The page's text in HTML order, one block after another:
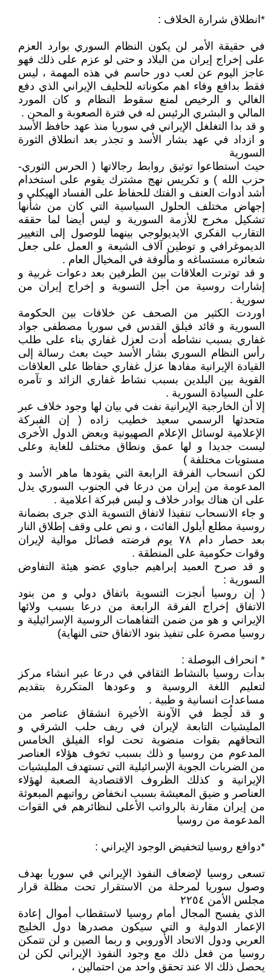
*انطلاق شرارة الخلاف :
في حقيقة الأمر لن يكون النظام السوري بوارد العزم
على إخراج إيران من البلاد و حتى لو عزم على ذلك فهو
عاجز اليوم عن لعب دور حاسم في هذه المهمة ، ليس
فقط بدافع وفاء اهم مكوناته للحليف الإيراني الذي دفع
الغالي و الرخيص لمنع سقوط النظام و كان المورد
المالي و البشري الرئيس له في فترة الصعوبة و المحن .
و قد بدا التغلغل الإيراني في سوريا منذ عهد حافظ الأسد
و ازداد في عهد بشار الأسد و تجذر بعد انطلاق الثورة
السورية
حيث استطاعوا توثيق روابط رجالاتها ( الحرس الثوري-
حزب الله ) و تكريس نهج مشترك يقوم على استخدام
أشد أدوات العنف و الفتك للحفاظ على الفساد الهيكلي و
إجهاض مختلف الحلول السياسية التي كان من شأنها
تشكيل مخرج للأزمة السورية و ليس أيضا لما حققه
التقارب الفكري الايديولوجي بينهما للوصول إلى التغيير
الديموغرافي و توطين آلاف الشيعة و العمل على جعل
شعائره مستساغه و مألوفة في المخيال العام .
و قد توترت العلاقات بين الطرفين بعد دعوات غربية و
إشارات روسية من أجل التسوية و إخراج إيران من
سورية .
اوردت الكثير من الصحف عن خلافات بين الحكومة
السورية و قائد فيلق القدس في سوريا مصطفى جواد
غفاري بسبب نشاطه أدت لعزل غفاري بناء على طلب
رأس النظام السوري بشار الأسد حيث بعث رسالة إلى
القيادة الإيرانية مفادها عزل غفاري حفاظا على العلاقات
القوية بين البلدين بسبب نشاط غفاري الزائد و تآمره
على السيادة السورية .
إلا أن الخارجية الإيرانية نفت في بيان لها وجود خلاف عبر
متحدثها الرسمي سعيد خطيب زاده ( إن الفبركة
الإعلامية لوسائل الإعلام الصهيونية وبعض الدول الأخرى
ليست جديدا و لها عمق ونطاق مختلف للغاية وعلى
مستويات مختلفة )
لكن انسحاب الفرقة الرابعة التي يقودها ماهر الأسد و
المدعومة من إيران من درعا في الجنوب السوري يدل
على ان هناك بوادر خلاف و ليس فبركة اعلامية .
و جاء الانسحاب تنفيذا لاتفاق التسوية الذي جرى بضمانة
روسية مطلع أيلول الفائت ، و نص على وقف إطلاق النار
بعد حصار دام ٧٨ يوم فرضته فصائل موالية لإيران
وقوات حكومية على المنطقة .
و قد صرح العميد إبراهيم جباوي عضو هيئة التفاوض
السورية :
( إن روسيا أنجزت التسوية باتفاق دولي و من بنود
الاتفاق إخراج الفرقة الرابعة من درعا بسبب ولائها
الإيراني و هو من ضمن التفاهمات الروسية الإسرائيلية و
روسيا مصرة على تنفيذ بنود الاتفاق حتى النهاية)
* انحراف البوصلة :
بدأت روسيا بالنشاط الثقافي في درعا عبر انشاء مركز
لتعليم اللغة الروسية و وعودها المتكررة بتقديم
مساعدات انسانية و طبية .
و قد لُحِظ في الآونة الأخيرة انشقاق عناصر من
المليشيات التابعة لإيران في ريف حلب الشرقي و
التحاقهم بقوات منضوية تحت لواء الفيلق الخامس
المدعوم من روسيا و ذلك بسبب تخوف هؤلاء العناصر
من الضربات الجوية الإسرائيلية التي تستهدف المليشيات
الإيرانية و كذلك الظروف الاقتصادية الصعبة لهؤلاء
العناصر و ضيق المعيشة بسبب انخفاض رواتبهم المبعوثة
من إيران مقارنة بالرواتب الأعلى لنظائرهم في القوات
المدعومة من روسيا
*دوافع روسيا لتخفيض الوجود الإيراني :
تسعى روسيا لإضعاف النفوذ الإيراني في سوريا بهدف
وصول سوريا لمرحلة من الاستقرار تحت مظلة قرار
مجلس الأمن ٢٢٥٤
الذي يفسح المجال أمام روسيا لاستقطاب أموال إعادة
الإعمار الدولية و التي سيكون مصدرها دول الخليج
العربي ودول الاتحاد الأوروبي و ربما الصين و لن تتمكن
روسيا من فعل ذلك مع وجود النفوذ الإيراني لكن لن
يحصل ذلك الا عند تحقق واحد من احتمالين ،